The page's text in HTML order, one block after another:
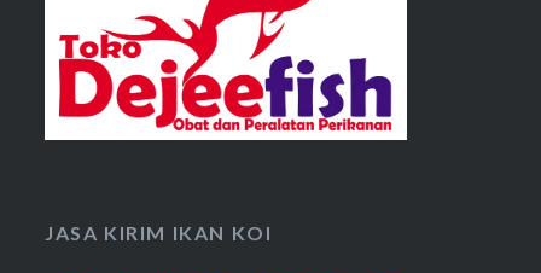
JASA KIRIM IKAN KOI